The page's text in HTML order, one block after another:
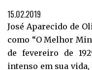
15.02.2019
José Aparecido de
como “O Melhor
de fevereiro de
intenso em sua